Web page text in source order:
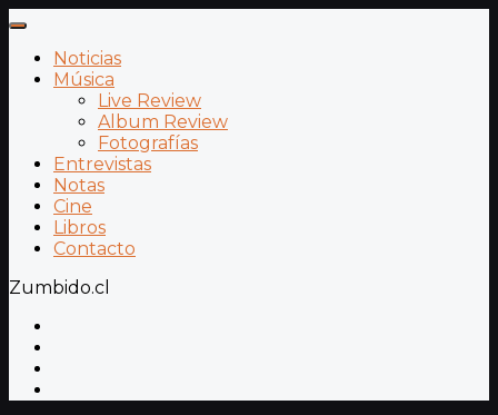
Noticias
Música
Live Review
Album Review
Fotografías
Entrevistas
Notas
Cine
Libros
Contacto
Zumbido.cl